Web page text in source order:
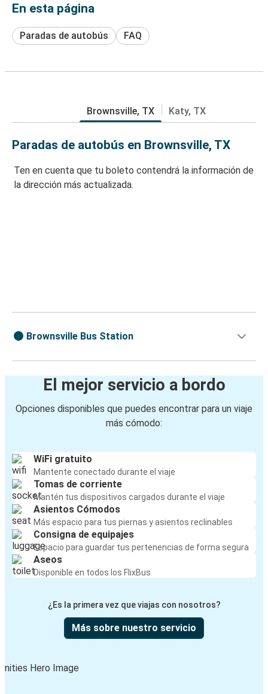
En esta página
Paradas de autobús FAQ
Brownsville, TX Katy, TX
Paradas de autobús en Brownsville, TX
Ten en cuenta que tu boleto contendrá la información de
la dirección más actualizada.
Brownsville Bus Station
El mejor servicio a bordo
Opciones disponibles que puedes encontrar para un viaje
más cómodo:
WiFi gratuito
Mantente conectado durante el viaje
Tomas de corriente
Mantén tus dispositivos cargados durante el viaje
Asientos Cómodos
Más espacio para tus piernas y asientos reclinables
Consigna de equipajes
Espacio para guardar tus pertenencias de forma segura
Aseos
Disponible en todos los FlixBus
¿Es la primera vez que viajas con nosotros?
Más sobre nuestro servicio